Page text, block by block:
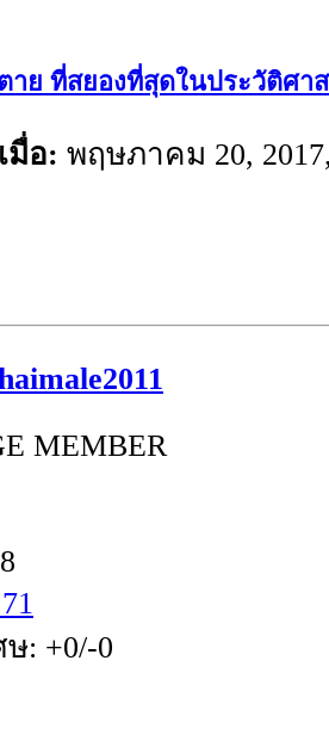
าย ที่สยองที่สุดในประวัติศา
มื่อ: พฤษภาคม 20,
MEMBER
: +0/-0